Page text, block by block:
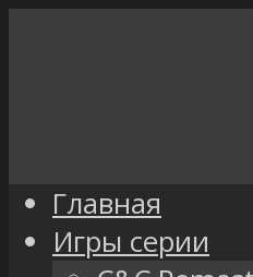
Главная
Игры серии